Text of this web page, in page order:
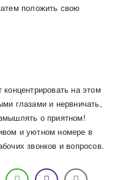
положить свою
на этом
глазами и нервничать,
о приятном!
и уютном номере в
звонков и вопросов.